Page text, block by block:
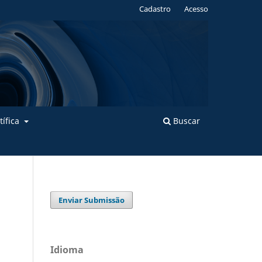
Buscar
Cadastro Acesso
Enviar Submissão
Idioma